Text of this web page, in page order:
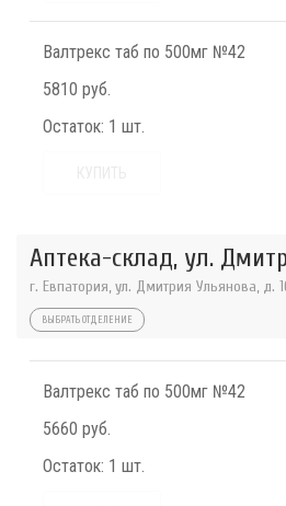
Валтрекс таб по 500мг №42
5810 руб.
Остаток: 1 шт.
Аптека-склад, ул.
г. Евпатория, ул. Дмитрия Ульянова, д.
ВЫБРАТЬ ОТДЕЛЕНИЕ
Валтрекс таб по 500мг №42
5660 руб.
Остаток: 1 шт.